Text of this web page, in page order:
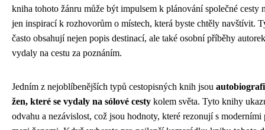
kniha tohoto žánru může být impulsem k plánování společné cesty
jen inspirací k rozhovorům o místech, která byste chtěly navštívit.
často obsahují nejen popis destinací, ale také osobní příběhy
vydaly na cestu za poznáním.
Jedním z nejoblíbenějších typů cestopisných knih jsou
žen, které se vydaly na sólové cesty kolem světa. Tyto knihy
odvahu a nezávislost, což jsou hodnoty, které rezonují s moderními